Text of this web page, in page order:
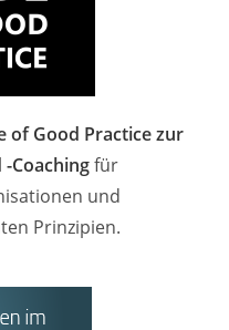
of Good Practice zur
Coachingfür
und
Prinzipien.